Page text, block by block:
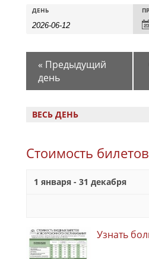
Мероприятия
Search
Views
Navigation
Мероприятия
Search
ДЕНЬ
« Предыдущий
день
ВЕСЬ ДЕНЬ
Стоимость билетов
1 января - 31 декабря
Узнать